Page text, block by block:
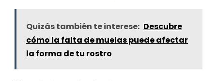
Quizás también te interese: Descubre
cómo la falta de muelas puede afectar
la forma de tu rostro